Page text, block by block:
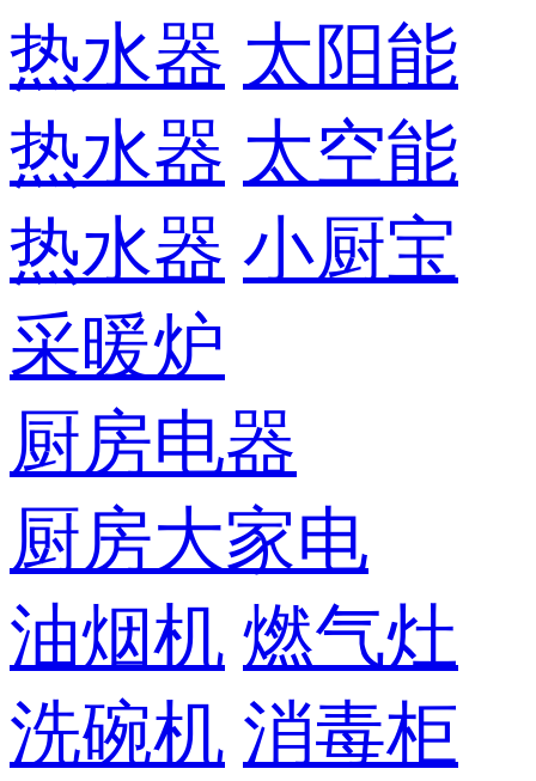
热水器 太阳能
热水器 太空能
热水器 小厨宝
采暖炉
厨房电器
厨房大家电
油烟机 燃气灶
洗碗机 消毒柜